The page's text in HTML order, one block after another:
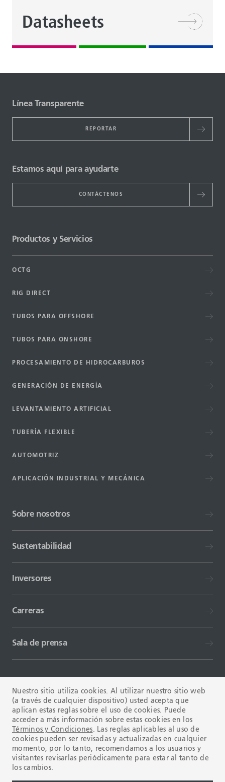
Datasheets
Línea Transparente
REPORTAR
Estamos aquí para ayudarte
CONTÁCTENOS
Productos y Servicios
OCTG
RIG DIRECT
TUBOS PARA OFFSHORE
TUBOS PARA ONSHORE
PROCESAMIENTO DE HIDROCARBUROS
GENERACIÓN DE ENERGÍA
LEVANTAMIENTO ARTIFICIAL
TUBERÍA FLEXIBLE
AUTOMOTRIZ
APLICACIÓN INDUSTRIAL Y MECÁNICA
Sobre nosotros
Sustentabilidad
Inversores
Carreras
Sala de prensa
TÉRMINOS Y CONDICIONES FAQ
Nuestro sitio utiliza cookies. Al utilizar nuestro sitio web
(a través de cualquier dispositivo) usted acepta que
aplican estas reglas sobre el uso de cookies. Puede
acceder a más información sobre estas cookies en los
Términos y Condiciones. Las reglas aplicables al uso de
cookies pueden ser revisadas y actualizadas en cualquier
momento, por lo tanto, recomendamos a los usuarios y
visitantes revisarlas periódicamente para estar al tanto de
los cambios.